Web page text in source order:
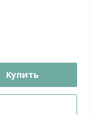
Купить